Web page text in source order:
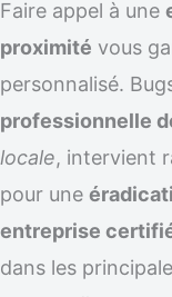
Faire appel à une
proximité vous
personnalisé.
professionnelle
locale, intervient
pour une
entreprise
dans les